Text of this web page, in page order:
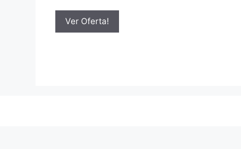
Ver Oferta!